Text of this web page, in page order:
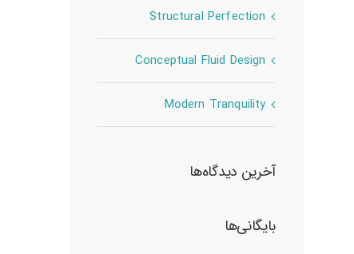
Structural Perfection
Conceptual Fluid Design
Modern Tranquility
آخرین دیدگاه‌ها
بایگانی‌ها